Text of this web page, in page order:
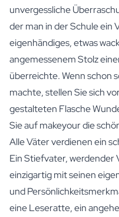
unvergessliche
der man in der Schule ein
eigenhändiges, etwas
angemessenem Stolz
überreichte. Wenn schon
machte, stellen Sie sich
gestalteten Flasche
Sie aufmakeyourdie
Alle Väter verdienen ein
Ein Stiefvater, werdender
einzigartig mit seinen
und
eine Leseratte, ein